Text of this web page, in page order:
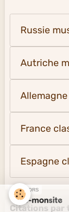
Russie
Autriche
France
Citations par
SPONSORS